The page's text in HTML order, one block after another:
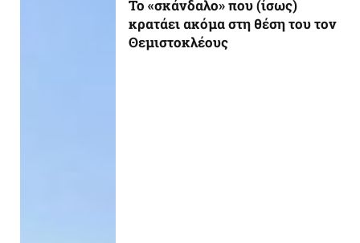
Το «σκάνδαλο» που (ίσως)
κρατάει ακόμα στη θέση του τον
Θεμιστοκλέους